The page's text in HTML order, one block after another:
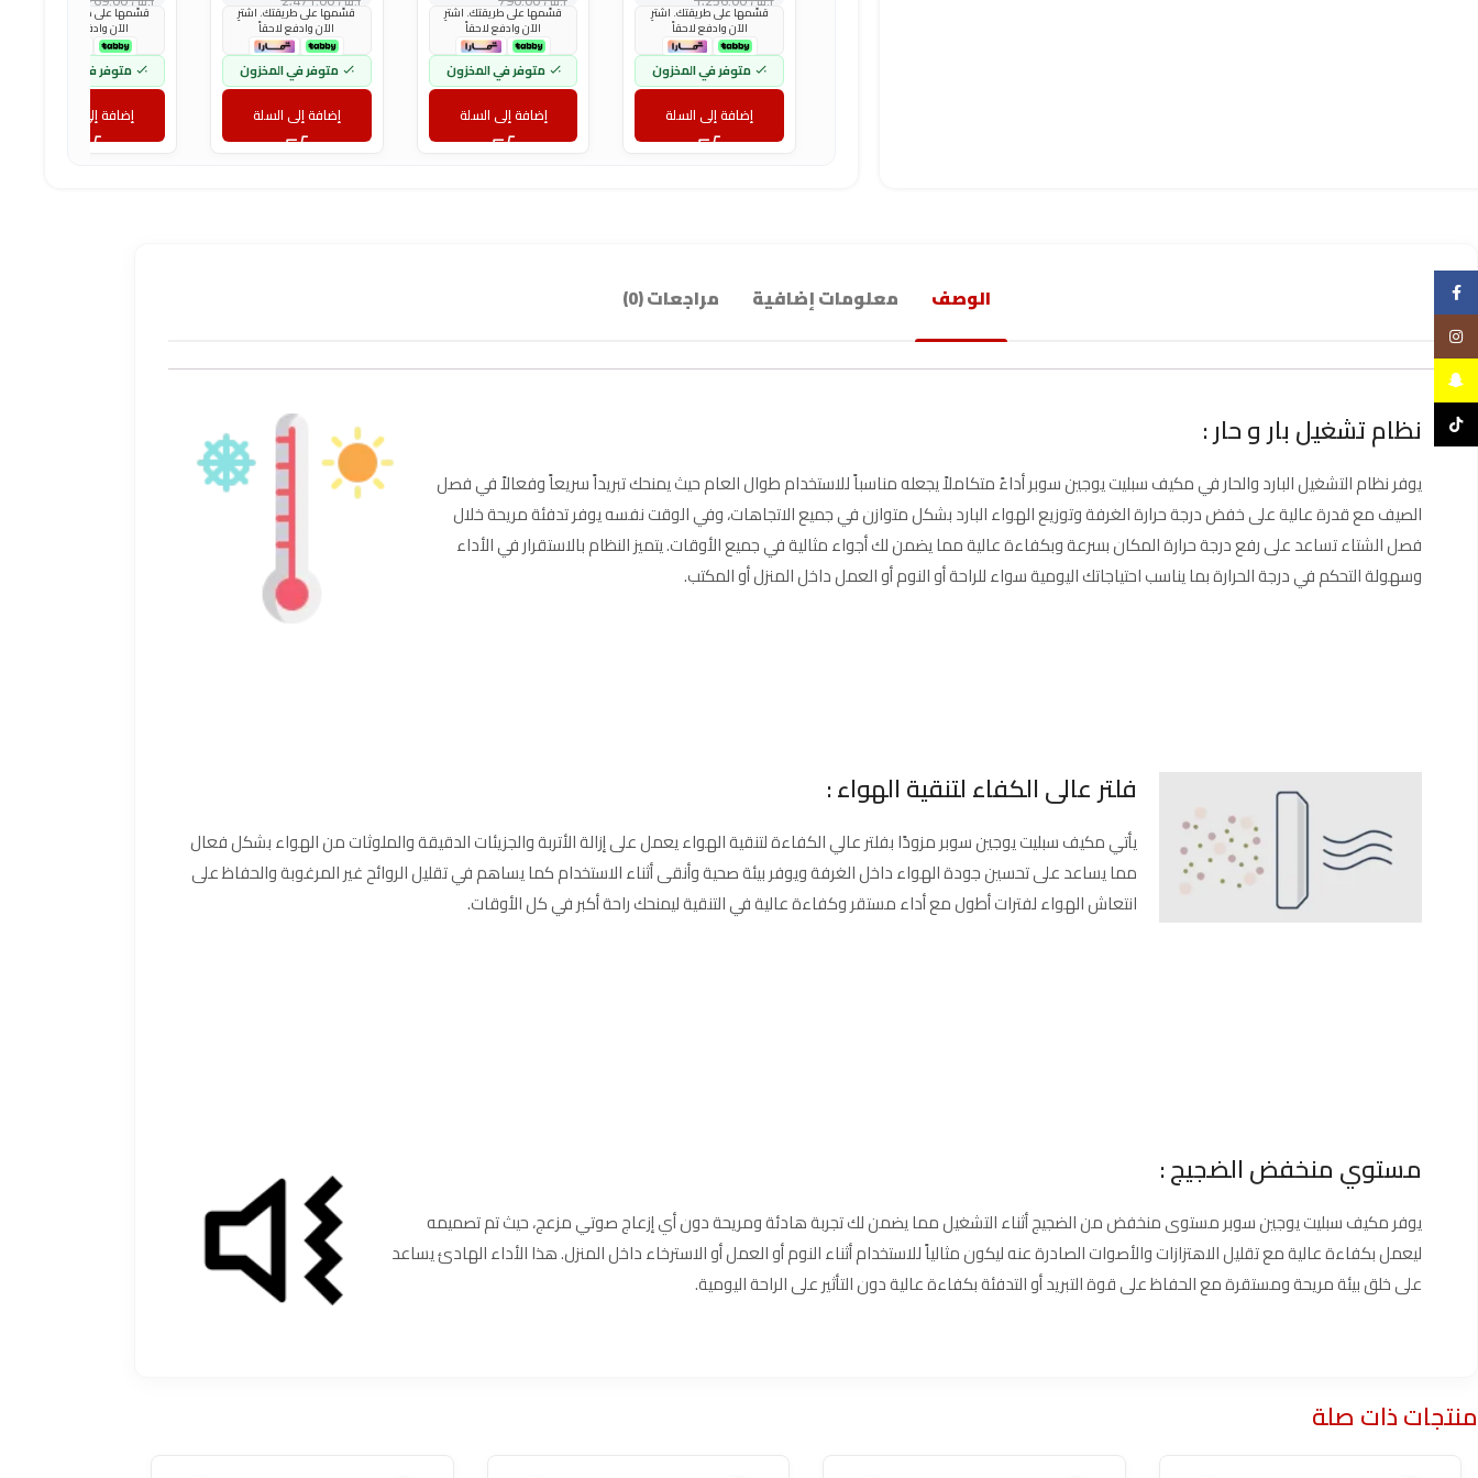
قسّمها على طريقتك. اشترِ
الآن وادفع لاحقاً
متوفر في المخزون
إضافة إلى السلة
قسّمها على طريقتك. اشترِ
الآن وادفع لاحقاً
متوفر في المخزون
إضافة إلى السلة
قسّمها على طريقتك. اشترِ
الآن وادفع لاحقاً
متوفر في المخزون
إضافة إلى السلة
قسّمها على طريقتك. اشترِ
الآن وادفع لاحقاً
متوفر في المخزون
إضافة إلى السلة
الوصف معلومات إضافية مراجعات (0)
نظام تشغيل بار و حار :
يوفر نظام التشغيل البارد والحار في مكيف سبليت يوجين سوبر أداءً متكاملاً يجعله مناسباً للاستخدام طوال العام حيث يمنحك تبريداً سريعاً وفعالاً في فصل
الصيف مع قدرة عالية على خفض درجة حرارة الغرفة وتوزيع الهواء البارد بشكل متوازن في جميع الاتجاهات، وفي الوقت نفسه يوفر تدفئة مريحة خلال
فصل الشتاء تساعد على رفع درجة حرارة المكان بسرعة وبكفاءة عالية مما يضمن لك أجواء مثالية في جميع الأوقات. يتميز النظام بالاستقرار في الأداء
وسهولة التحكم في درجة الحرارة بما يناسب احتياجاتك اليومية سواء للراحة أو النوم أو العمل داخل المنزل أو المكتب.
فلتر عالى الكفاء لتنقية الهواء :
يأتي مكيف سبليت يوجين سوبر مزودًا بفلتر عالي الكفاءة لتنقية الهواء يعمل على إزالة الأتربة والجزيئات الدقيقة والملوثات من الهواء بشكل فعال
مما يساعد على تحسين جودة الهواء داخل الغرفة ويوفر بيئة صحية وأنقى أثناء الاستخدام كما يساهم في تقليل الروائح غير المرغوبة والحفاظ على
انتعاش الهواء لفترات أطول مع أداء مستقر وكفاءة عالية في التنقية ليمنحك راحة أكبر في كل الأوقات.
مستوي منخفض الضجيج :
يوفر مكيف سبليت يوجين سوبر مستوى منخفض من الضجيج أثناء التشغيل مما يضمن لك تجربة هادئة ومريحة دون أي إزعاج صوتي مزعج، حيث تم تصميمه
ليعمل بكفاءة عالية مع تقليل الاهتزازات والأصوات الصادرة عنه ليكون مثالياً للاستخدام أثناء النوم أو العمل أو الاسترخاء داخل المنزل. هذا الأداء الهادئ يساعد
على خلق بيئة مريحة ومستقرة مع الحفاظ على قوة التبريد أو التدفئة بكفاءة عالية دون التأثير على الراحة اليومية.
منتجات ذات صلة
TikTok